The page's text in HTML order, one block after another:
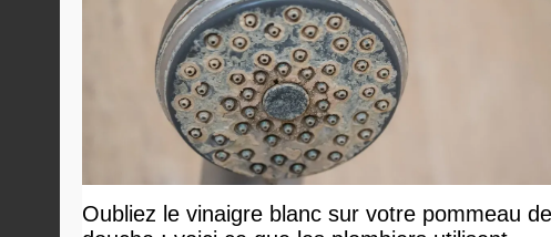
Oubliez le vinaigre blanc sur votre pommeau de